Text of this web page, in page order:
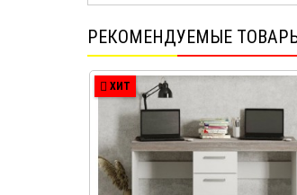
РЕКОМЕНДУЕМЫЕ
ХИТ